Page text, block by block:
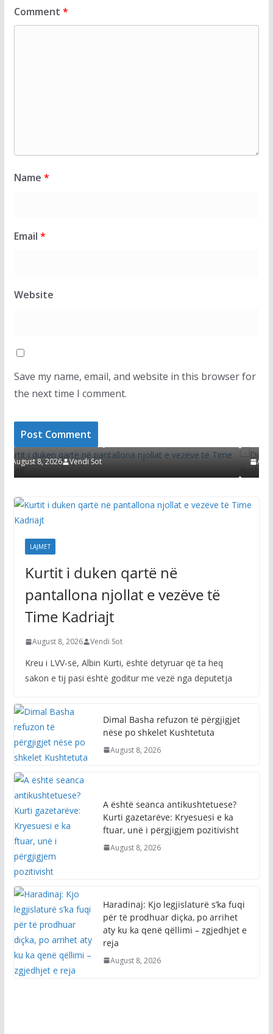
Comment *
Name *
Email *
Website
Save my name, email, and website in this browser for
the next time I comment.
njollat e
August 8, 2026 Vendi Sot
LAJMET
Kurtit i duken qartë në
pantallona njollat e vezëve të
Time Kadriajt
August 8, 2026 Vendi Sot
Kreu i LVV-së, Albin Kurti, është detyruar që ta heq
sakon e tij pasi është goditur me vezë nga deputetja
Dimal Basha refuzon të përgjigjet
nëse po shkelet Kushtetuta
August 8, 2026
A është seanca antikushtetuese?
Kurti gazetarëve: Kryesuesi e ka
ftuar, unë i përgjigjem pozitivisht
August 8, 2026
Haradinaj: Kjo legjislaturë s’ka fuqi
për të prodhuar diçka, po arrihet
aty ku ka qenë qëllimi – zgjedhjet e
reja
August 8, 2026